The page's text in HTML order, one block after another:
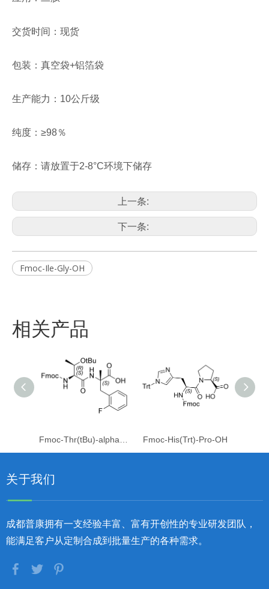
交货时间：现货
包装：真空袋+铝箔袋
生产能力：10公斤级
纯度：≥98％
储存：请放置于2-8°C环境下储存
上一条:
下一条:
Fmoc-Ile-Gly-OH
相关产品
Fmoc-His(Trt)-Pro-OH
关于我们
成都普康拥有一支经验丰富、富有开创性的专业研发团队，
能满足客户从定制合成到批量生产的各种需求。